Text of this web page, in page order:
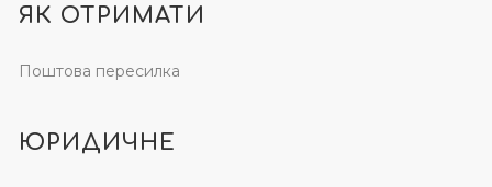
ЯК ОТРИМАТИ
Поштова пересилка
ЮРИДИЧНЕ